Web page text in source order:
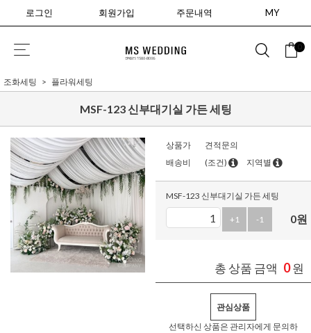
로그인 회원가입 주문내역 MY
0
조화세팅 플라워세팅
MSF-123 신부대기실 가든 세팅
상품가
견적문의
배송비
(조건) 지역별
MSF-123 신부대기실 가든 세팅
+1 -1 0원
총 상품 금액 0원
관심상품
선택하신 상품은 관리자에게 문의하